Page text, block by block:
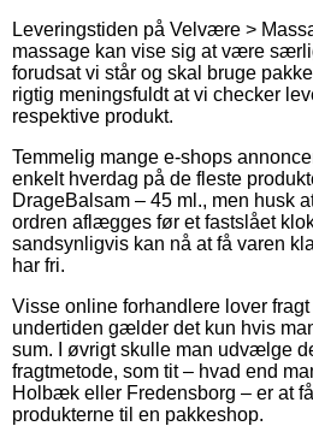
Leveringstiden på Velvære >
massage kan vise sig at være
forudsat vi står og skal bruge
rigtig meningsfuldt at vi checker
respektive produkt.
Temmelig mange e-shops
enkelt hverdag på de fleste
DrageBalsam – 45 ml., men husk
ordren aflægges før et fastslået
sandsynligvis kan nå at få varen
har fri.
Visse online forhandlere lover
undertiden gælder det kun hvis
sum. I øvrigt skulle man udvælge
fragtmetode, som tit – hvad end
Holbæk eller Fredensborg – er at
produkterne til en pakkeshop.